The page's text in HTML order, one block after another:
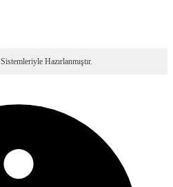
Sistemleriyle Hazırlanmıştır.